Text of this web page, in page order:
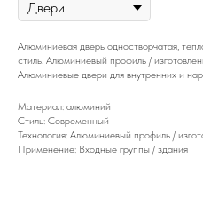
Алюминиевая дверь одностворчатая,
стиль. Алюминиевый профиль /
Алюминиевые двери для внутренних и
Материал: алюминий
Стиль: Современный
Технология: Алюминиевый профиль /
Применение: Входные группы / здания